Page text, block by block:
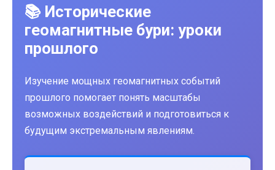
📚 Исторические
геомагнитные бури: уроки
прошлого
Изучение мощных геомагнитных событий
прошлого помогает понять масштабы
возможных воздействий и подготовиться к
будущим экстремальным явлениям.